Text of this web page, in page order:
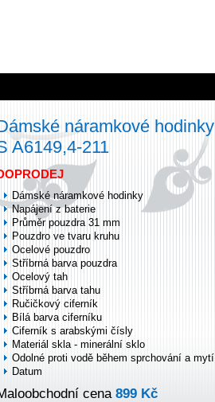
náramkové hodinky
A6149,4-211
Dámské náramkové hodinky
Napájení z baterie
Průměr pouzdra 31 mm
Pouzdro ve tvaru kruhu
Ocelové pouzdro
Stříbrná barva pouzdra
Ocelový tah
Stříbrná barva tahu
Ručičkový ciferník
Bílá barva ciferníku
Ciferník s arabskými čísly
Materiál skla - minerální sklo
Odolné proti vodě během sprchování a mytí
Datum
cena 899 Kč